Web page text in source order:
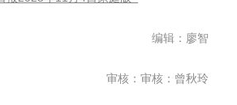
编辑：廖智
审核：审核：曾秋玲